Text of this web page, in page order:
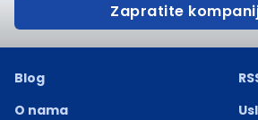
Zapratite
Blog
O nama